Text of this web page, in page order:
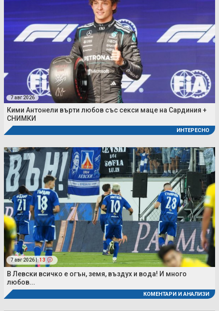
7 авг 2026
Кими Антонели върти любов със секси маце на Сардиния +
СНИМКИ
ИНТЕРЕСНО
7 авг 2026 | 13
В Левски всичко е огън, земя, въздух и вода! И много
любов...
КОМЕНТАРИ И АНАЛИЗИ